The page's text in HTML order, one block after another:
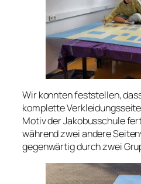
Wir konnten feststellen,
komplette
Motiv der Jakobusschule
während zwei andere
gegenwärtig durch zwei